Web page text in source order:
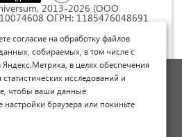
2013-2026 (ООО
ОГРН: 1185476048691
4.0
персональных данных
оферты
научную статью
согласие на обработку файлов
собираемых, в том числе с
в целях обеспечения
исследований и
чтобы ваши данные
настройки браузера или покиньте